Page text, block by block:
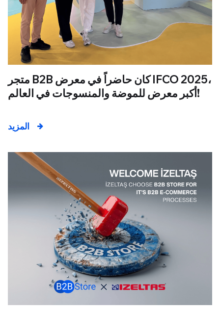
متجر B2B كان حاضراً في معرض IFCO 2025،
أكبر معرض للموضة والمنسوجات في العالم!
المزيد